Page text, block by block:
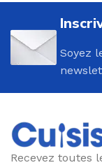
Soyez
Recevez toutes